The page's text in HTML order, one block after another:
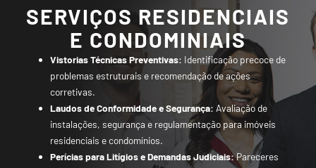
SERVIÇOS RESIDENCIAIS
E CONDOMINIAIS
Vistorias Técnicas Preventivas: Identificação precoce de
problemas estruturais e recomendação de ações
corretivas.
Laudos de Conformidade e Segurança: Avaliação de
instalações, segurança e regulamentação para imóveis
residenciais e condomínios.
Perícias para Litígios e Demandas Judiciais:Pareceres